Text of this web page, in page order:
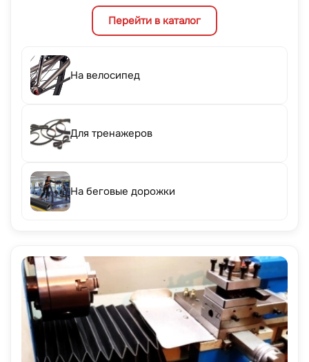
Перейти в каталог
На велосипед
Для тренажеров
На беговые дорожки